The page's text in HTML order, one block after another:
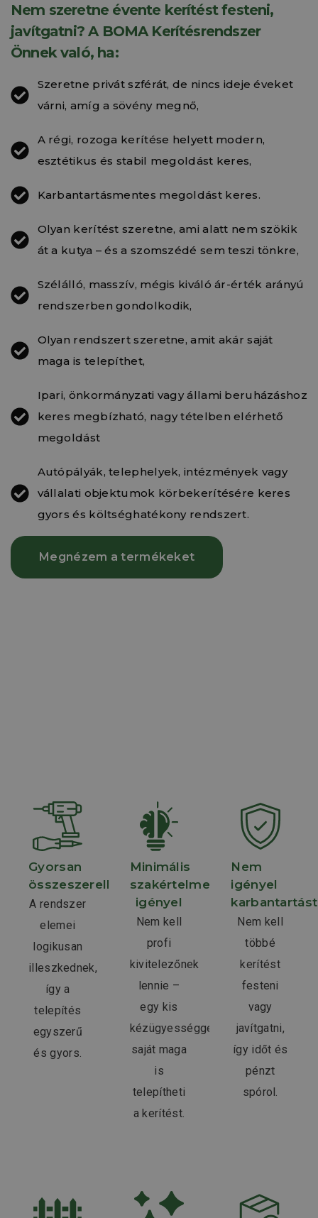
Nem szeretne évente kerítést festeni,
javítgatni? A BOMA Kerítésrendszer
Önnek való, ha:
Szeretne privát szférát, de nincs ideje éveket
várni, amíg a sövény megnő,
A régi, rozoga kerítése helyett modern,
esztétikus és stabil megoldást keres,
Karbantartásmentes megoldást keres.
Olyan kerítést szeretne, ami alatt nem szökik
át a kutya – és a szomszédé sem teszi tönkre,
Szélálló, masszív, mégis kiváló ár-érték arányú
rendszerben gondolkodik,
Olyan rendszert szeretne, amit akár saját
maga is telepíthet,
Ipari, önkormányzati vagy állami beruházáshoz
keres megbízható, nagy tételben elérhető
megoldást
Autópályák, telephelyek, intézmények vagy
vállalati objektumok körbekerítésére keres
gyors és költséghatékony rendszert.
Megnézem a termékeket
Gyorsan
összeszerelhető
A rendszer
elemei
logikusan
illeszkednek,
így a
telepítés
egyszerű
és gyors.
Minimális
szakértelmet
igényel
Nem kell
profi
kivitelezőnek
lennie –
egy kis
kézügyességgel
saját maga
is
telepítheti
a kerítést.
Nem
igényel
karbantartást
Nem kell
többé
kerítést
festeni
vagy
javítgatni,
így időt és
pénzt
spórol.